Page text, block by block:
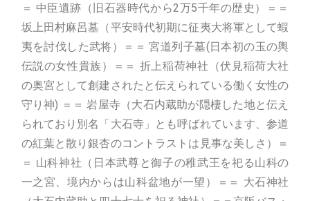
＝ 中臣遺跡（旧石器時代から2万5千年の歴史）＝＝
坂上田村麻呂墓（平安時代初期に征夷大将軍として蝦
夷を討伐した武将）＝＝ 宮道列子墓(日本初の玉の輿
伝説の女性貴族）＝＝ 折上稲荷神社（伏見稲荷大社
の奥宮として創建されたと伝えられている働く女性の
守り神) ＝＝ 岩屋寺（大石内蔵助が隠棲した地と伝え
られており別名「大石寺」とも呼ばれています、参道
の紅葉と散り銀杏のコントラストは見事な美しさ）＝
＝ 山科神社（日本武尊と御子の稚武王を祀る山科の
一之宮、境内からは山科盆地が一望）＝＝ 大石神社